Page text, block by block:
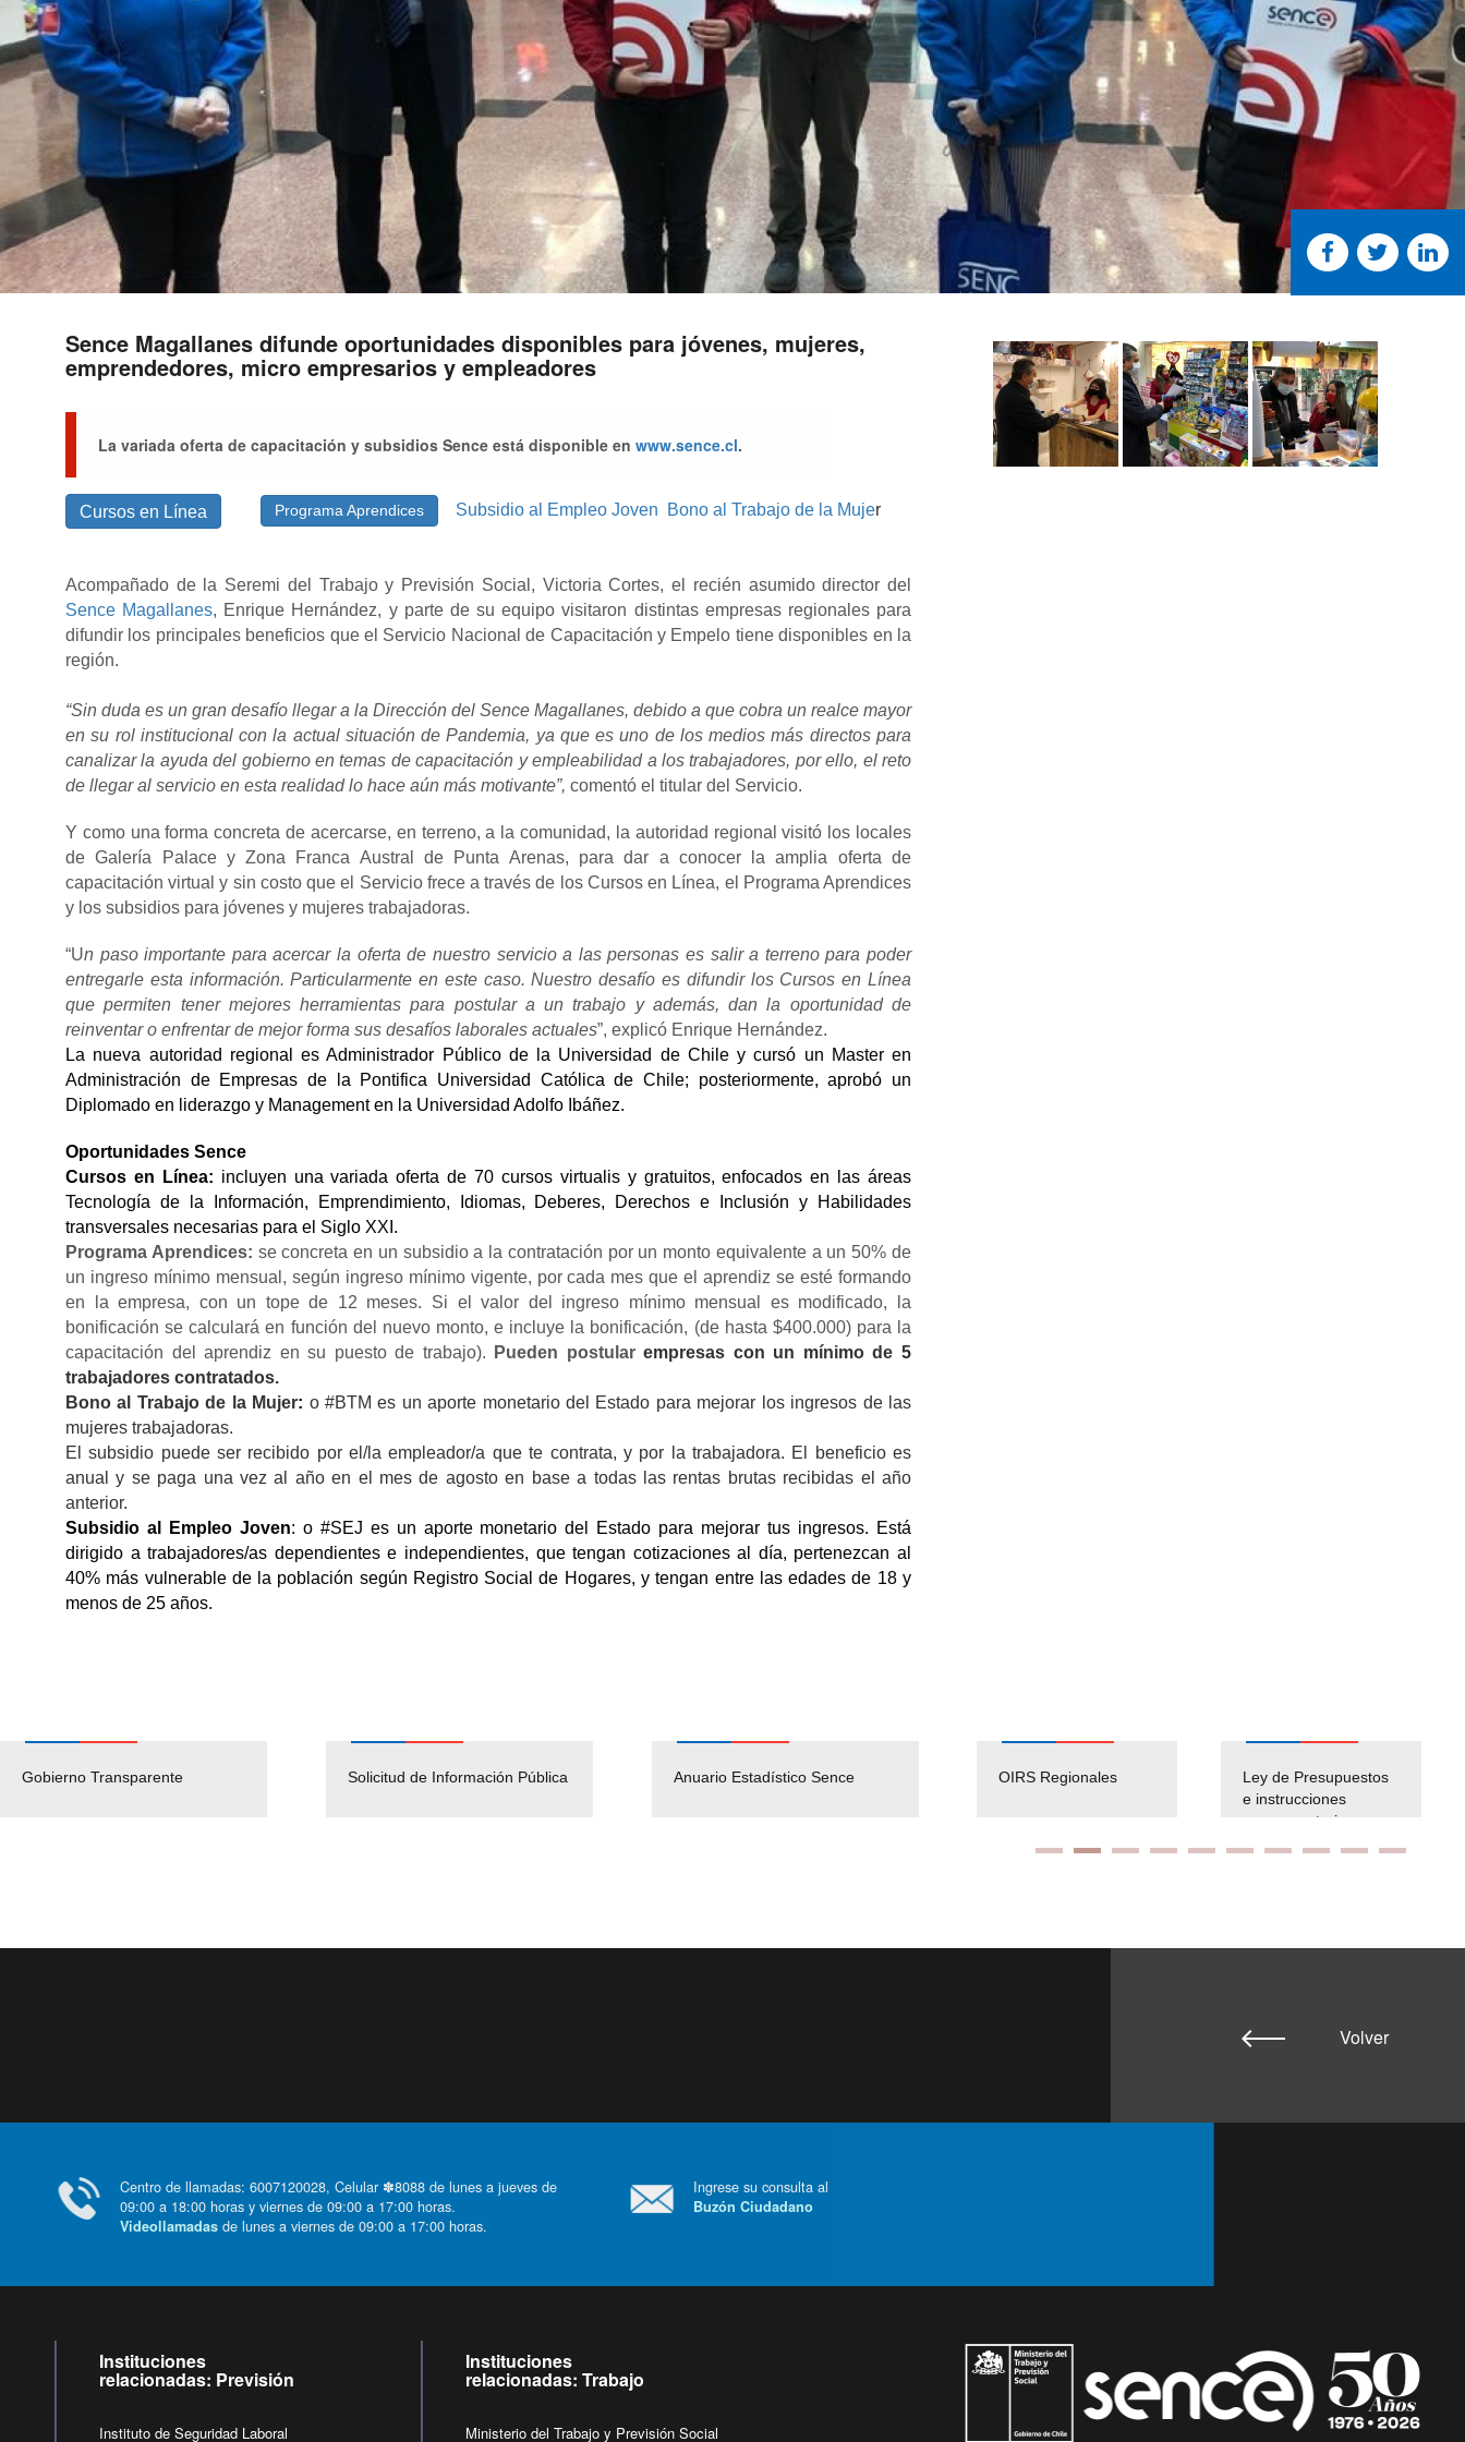
Sence Magallanes difunde oportunidades disponibles para jóvenes, mujeres,
emprendedores, micro empresarios y empleadores
La variada oferta de capacitación y subsidios Sence está disponible en www.sence.cl.
Cursos en Línea Programa Aprendices Subsidio al Empleo Joven Bono al Trabajo de la Mujer
Acompañado de la Seremi del Trabajo y Previsión Social, Victoria Cortes, el recién asumido director del
Sence Magallanes, Enrique Hernández, y parte de su equipo visitaron distintas empresas regionales para
difundir los principales beneficios que el Servicio Nacional de Capacitación y Empelo tiene disponibles en la
región.
“Sin duda es un gran desafío llegar a la Dirección del Sence Magallanes, debido a que cobra un realce mayor
en su rol institucional con la actual situación de Pandemia, ya que es uno de los medios más directos para
canalizar la ayuda del gobierno en temas de capacitación y empleabilidad a los trabajadores, por ello, el reto
de llegar al servicio en esta realidad lo hace aún más motivante”, comentó el titular del Servicio.
Y como una forma concreta de acercarse, en terreno, a la comunidad, la autoridad regional visitó los locales
de Galería Palace y Zona Franca Austral de Punta Arenas, para dar a conocer la amplia oferta de
capacitación virtual y sin costo que el Servicio frece a través de los Cursos en Línea, el Programa Aprendices
y los subsidios para jóvenes y mujeres trabajadoras.
“Un paso importante para acercar la oferta de nuestro servicio a las personas es salir a terreno para poder
entregarle esta información. Particularmente en este caso. Nuestro desafío es difundir los Cursos en Línea
que permiten tener mejores herramientas para postular a un trabajo y además, dan la oportunidad de
reinventar o enfrentar de mejor forma sus desafíos laborales actuales”, explicó Enrique Hernández.
La nueva autoridad regional es Administrador Público de la Universidad de Chile y cursó un Master en
Administración de Empresas de la Pontifica Universidad Católica de Chile; posteriormente, aprobó un
Diplomado en liderazgo y Management en la Universidad Adolfo Ibáñez.
Oportunidades Sence
Cursos en Línea: incluyen una variada oferta de 70 cursos virtualis y gratuitos, enfocados en las áreas
Tecnología de la Información, Emprendimiento, Idiomas, Deberes, Derechos e Inclusión y Habilidades
transversales necesarias para el Siglo XXI.
Programa Aprendices: se concreta en un subsidio a la contratación por un monto equivalente a un 50% de
un ingreso mínimo mensual, según ingreso mínimo vigente, por cada mes que el aprendiz se esté formando
en la empresa, con un tope de 12 meses. Si el valor del ingreso mínimo mensual es modificado, la
bonificación se calculará en función del nuevo monto, e incluye la bonificación, (de hasta $400.000) para la
capacitación del aprendiz en su puesto de trabajo).
Pueden postularempresas con un mínimo de 5
trabajadores contratados.
Bono al Trabajo de la Mujer: o #BTM es un aporte monetario del Estado para mejorar los ingresos de las
mujeres trabajadoras.
El subsidio puede ser recibido por el/la empleador/a que te contrata, y por la trabajadora. El beneficio es
anual y se paga una vez al año en el mes de agosto en base a todas las rentas brutas recibidas el año
anterior.
Subsidio al Empleo Joven: o #SEJ es un aporte monetario del Estado para mejorar tus ingresos. Está
dirigido a trabajadores/as dependientes e independientes, que tengan cotizaciones al día, pertenezcan al
40% más vulnerable de la población según Registro Social de Hogares, y tengan entre las edades de 18 y
menos de 25 años.
Gobierno Transparente Solicitud de Información Pública Anuario Estadístico Sence
Pago Proveedores
Empleos Públicos
Solicitud Audiencias y
OIRS Regionales
Ley de Presupuestos
e instrucciones
presuspuetarias
Volver
Centro de llamadas: 6007120028, Celular ✽8088 de lunes a jueves de
09:00 a 18:00 horas y viernes de 09:00 a 17:00 horas.
Videollamadas de lunes a viernes de 09:00 a 17:00 horas.
Ingrese su consulta al
Buzón Ciudadano
Instituciones
relacionadas: Previsión
Instituto de Seguridad Laboral
Instituciones
relacionadas: Trabajo
Ministerio del Trabajo y Previsión Social